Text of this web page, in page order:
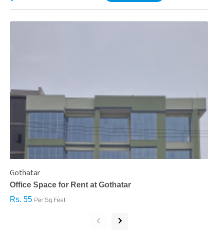
Gothatar
Office Space for Rent at Gothatar
Rs. 55 Per Sq.Feet
‹ ›